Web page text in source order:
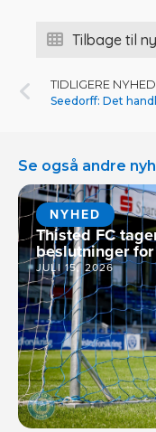
Tilbage til
TIDLIGERE NYHED
Se også andre
NYHED
Thisted FC
beslutninger
JULI 15, 2026